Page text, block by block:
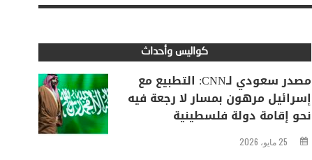
كواليس وأحداث
مصدر سعودي لـCNN: التطبيع مع
إسرائيل مرهون بمسار لا رجعة فيه
نحو إقامة دولة فلسطينية
25 مايو، 2026